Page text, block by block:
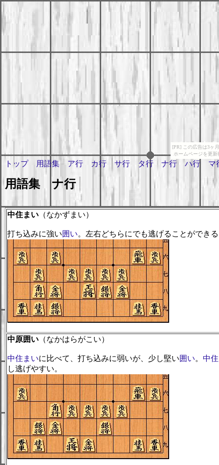
[PR] この広告は3ヶ
ホームページを更
トップ 用語集 ア行 カ行 サ行 タ行 ナ行 ハ行 マ
用語集 ナ行
中住まい （なかずまい）
打ち込みに強い囲い。左右どちらにでも逃げることができ
中原囲い （なかはらがこい）
中住まいに比べて、打ち込みに弱いが、少し堅い囲い。 中
し逃げやすい。